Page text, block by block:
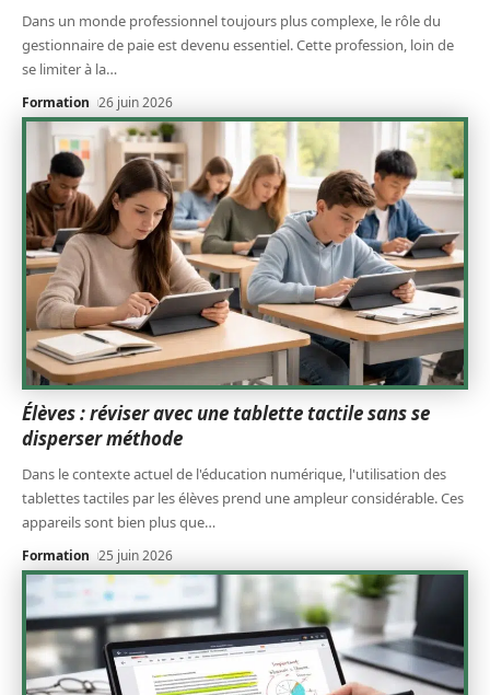
Dans un monde professionnel toujours plus complexe, le rôle du
gestionnaire de paie est devenu essentiel. Cette profession, loin de
se limiter à la…
Formation 26 juin 2026
Élèves : réviser avec une tablette tactile sans se
disperser méthode
Dans le contexte actuel de l'éducation numérique, l'utilisation des
tablettes tactiles par les élèves prend une ampleur considérable. Ces
appareils sont bien plus que…
Formation 25 juin 2026